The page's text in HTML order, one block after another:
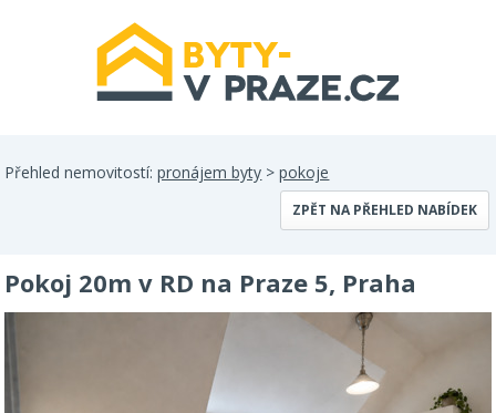
Přehled nemovitostí:pronájem byty >pokoje
ZPĚT NA PŘEHLED NABÍDEK
Pokoj 20m v RD na Praze 5, Praha